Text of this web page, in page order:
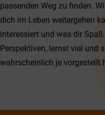
passenden Weg zu finden.
dich im Leben weitergehen
interessiert und was dir
Perspektiven, lernst viel und
wahrscheinlich je vorgestellt